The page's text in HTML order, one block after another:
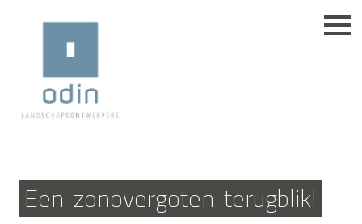
Een zonovergoten terugblik!